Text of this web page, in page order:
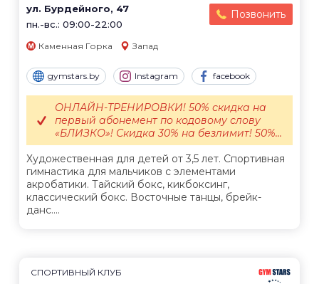
ул. Бурдейного, 47
пн.-вс.: 09:00-22:00
Позвонить
Каменная Горка Запад
gymstars.by Instagram facebook
Художественная для детей от 3,5 лет. Спортивная
гимнастика для мальчиков с элементами
акробатики. Тайский бокс, кикбоксинг,
классический бокс. Восточные танцы, брейк-
данс....
ОНЛАЙН-ТРЕНИРОВКИ! 50% скидка на
первый абонемент по кодовому слову
«БЛИЗКО»! Скидка 30% на безлимит! 50%...
СПОРТИВНЫЙ КЛУБ